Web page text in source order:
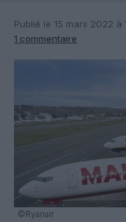
Publié le 15 mars 2022 à
1 commentaire
©Ryanair